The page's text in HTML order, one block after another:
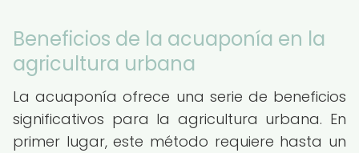
Beneficios de la acuaponía en la
agricultura urbana
La acuaponía ofrece una serie de beneficios
significativos para la agricultura urbana. En
primer lugar, este método requiere hasta un